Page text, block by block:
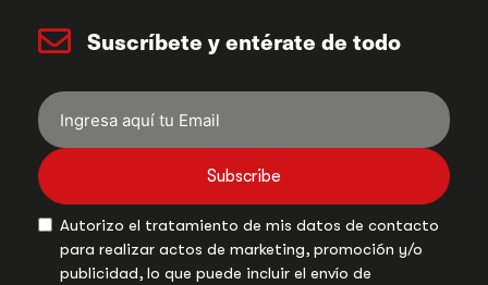
Suscríbete y entérate de todo
Subscribe
Autorizo el tratamiento de mis datos de contacto
para realizar actos de marketing, promoción y/o
publicidad, lo que puede incluir el envío de